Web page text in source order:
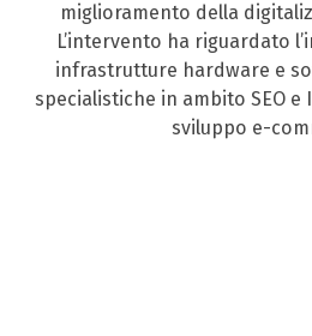
miglioramento della
L’intervento ha riguardato
infrastrutture hardware e
specialistiche in ambito SEO
sviluppo e-